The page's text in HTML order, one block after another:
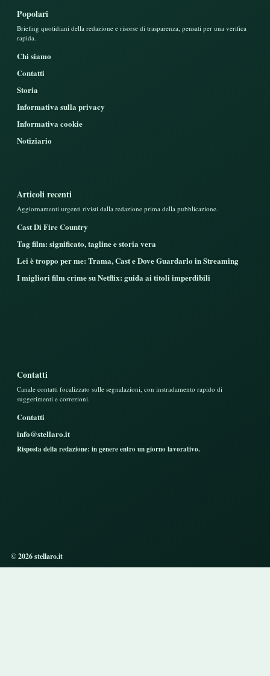
Popolari
Briefing quotidiani della redazione e risorse di trasparenza, pensati per una verifica
rapida.
Chi siamo
Contatti
Storia
Informativa sulla privacy
Informativa cookie
Notiziario
Articoli recenti
Aggiornamenti urgenti rivisti dalla redazione prima della pubblicazione.
Cast Di Fire Country
Tag film: significato, tagline e storia vera
Lei è troppo per me: Trama, Cast e Dove Guardarlo in Streaming
I migliori film crime su Netflix: guida ai titoli imperdibili
Contatti
Canale contatti focalizzato sulle segnalazioni, con instradamento rapido di
suggerimenti e correzioni.
Contatti
info@stellaro.it
Risposta della redazione: in genere entro un giorno lavorativo.
© 2026 stellaro.it